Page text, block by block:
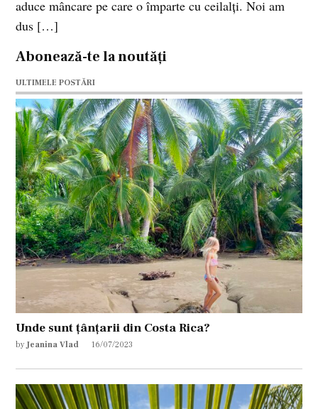
aduce mâncare pe care o împarte cu ceilalți. Noi am
dus […]
Abonează-te la noutăți
ULTIMELE POSTĂRI
Unde sunt țânțarii din Costa Rica?
by Jeanina Vlad 16/07/2023